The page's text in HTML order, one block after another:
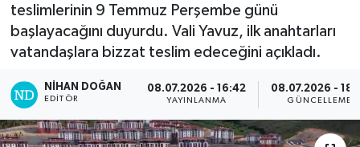
teslimlerinin 9 Temmuz Perşembe günü
başlayacağını duyurdu. Vali Yavuz, ilk anahtarları
vatandaşlara bizzat teslim edeceğini açıkladı.
NIHAN DOĞAN
EDITÖR
08.07.2026 - 16:42
YAYINLANMA
08.07.2026 -
GÜNCELLEME